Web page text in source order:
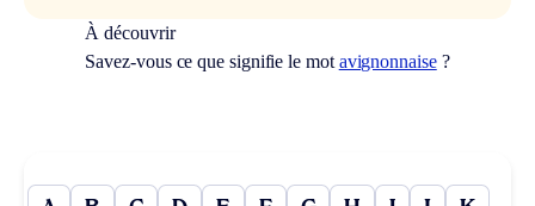
À découvrir
Savez-vous ce que signifie le mot avignonnaise?